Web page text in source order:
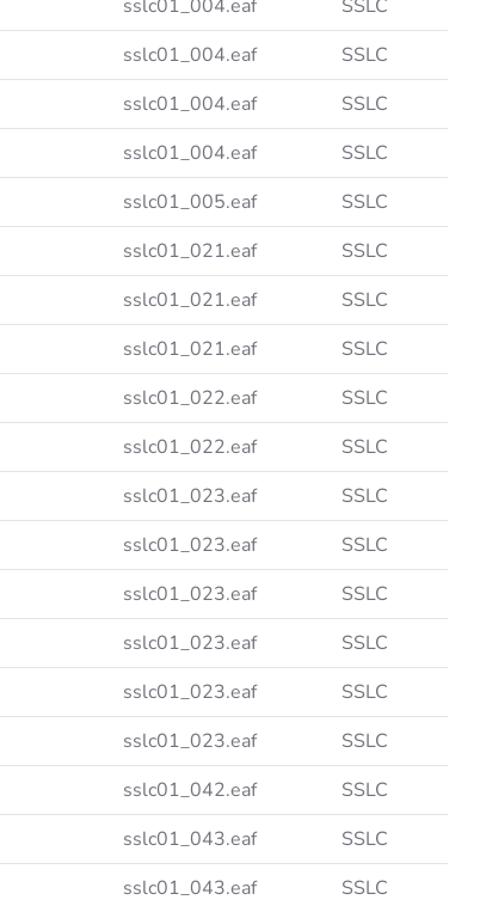
sslc01_004.eaf
SSLC
sslc01_004.eaf
SSLC
sslc01_004.eaf
SSLC
sslc01_004.eaf
SSLC
sslc01_005.eaf
SSLC
sslc01_021.eaf
SSLC
sslc01_021.eaf
SSLC
sslc01_021.eaf
SSLC
sslc01_022.eaf
SSLC
sslc01_022.eaf
SSLC
sslc01_023.eaf
SSLC
sslc01_023.eaf
SSLC
sslc01_023.eaf
SSLC
sslc01_023.eaf
SSLC
sslc01_023.eaf
SSLC
sslc01_023.eaf
SSLC
sslc01_042.eaf
SSLC
sslc01_043.eaf
SSLC
sslc01_043.eaf
SSLC